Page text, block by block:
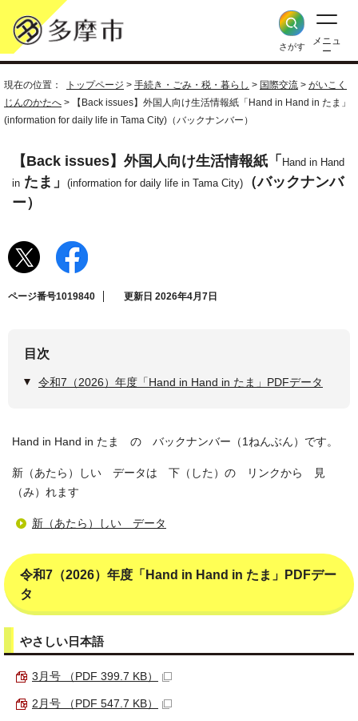
さがす
メニュ
ー
現在の位置： トップページ > 手続き・ごみ・税・暮らし > 国際交流 > がいこく
じんのかたへ > 【Back issues】外国人向け生活情報紙「 Hand in Hand in たま」
(information for daily life in Tama City) （バックナンバー）
【Back issues】外国人向け生活情報紙「 Hand in Hand
in たま」 (information for daily life in Tama City)
（バックナンバ
ー）
ページ番号1019840 更新日 2026年4月7日
目次
令和7（2026）年度「Hand in Hand in たま」PDFデータ
Hand in Hand in たま の バックナンバー（1ねんぶん）です。
新（あたら）しい データは 下（した）の リンクから 見
（み）れます
新（あたら）しい データ
令和7（2026）年度「Hand in Hand in たま」PDFデー
タ
やさしい日本語
3月号 （PDF 399.7 KB）
2月号 （PDF 547.7 KB）